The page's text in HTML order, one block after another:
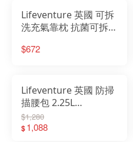
Lifeventure 英國 可拆
洗充氣靠枕 抗菌可拆洗
國 旅遊 午休 65370
$672
Lifeventure 英國 防掃
描腰包 2.25L
RFiDHipPack 2 腰包
防盜包 56021
$1,280
$1,088